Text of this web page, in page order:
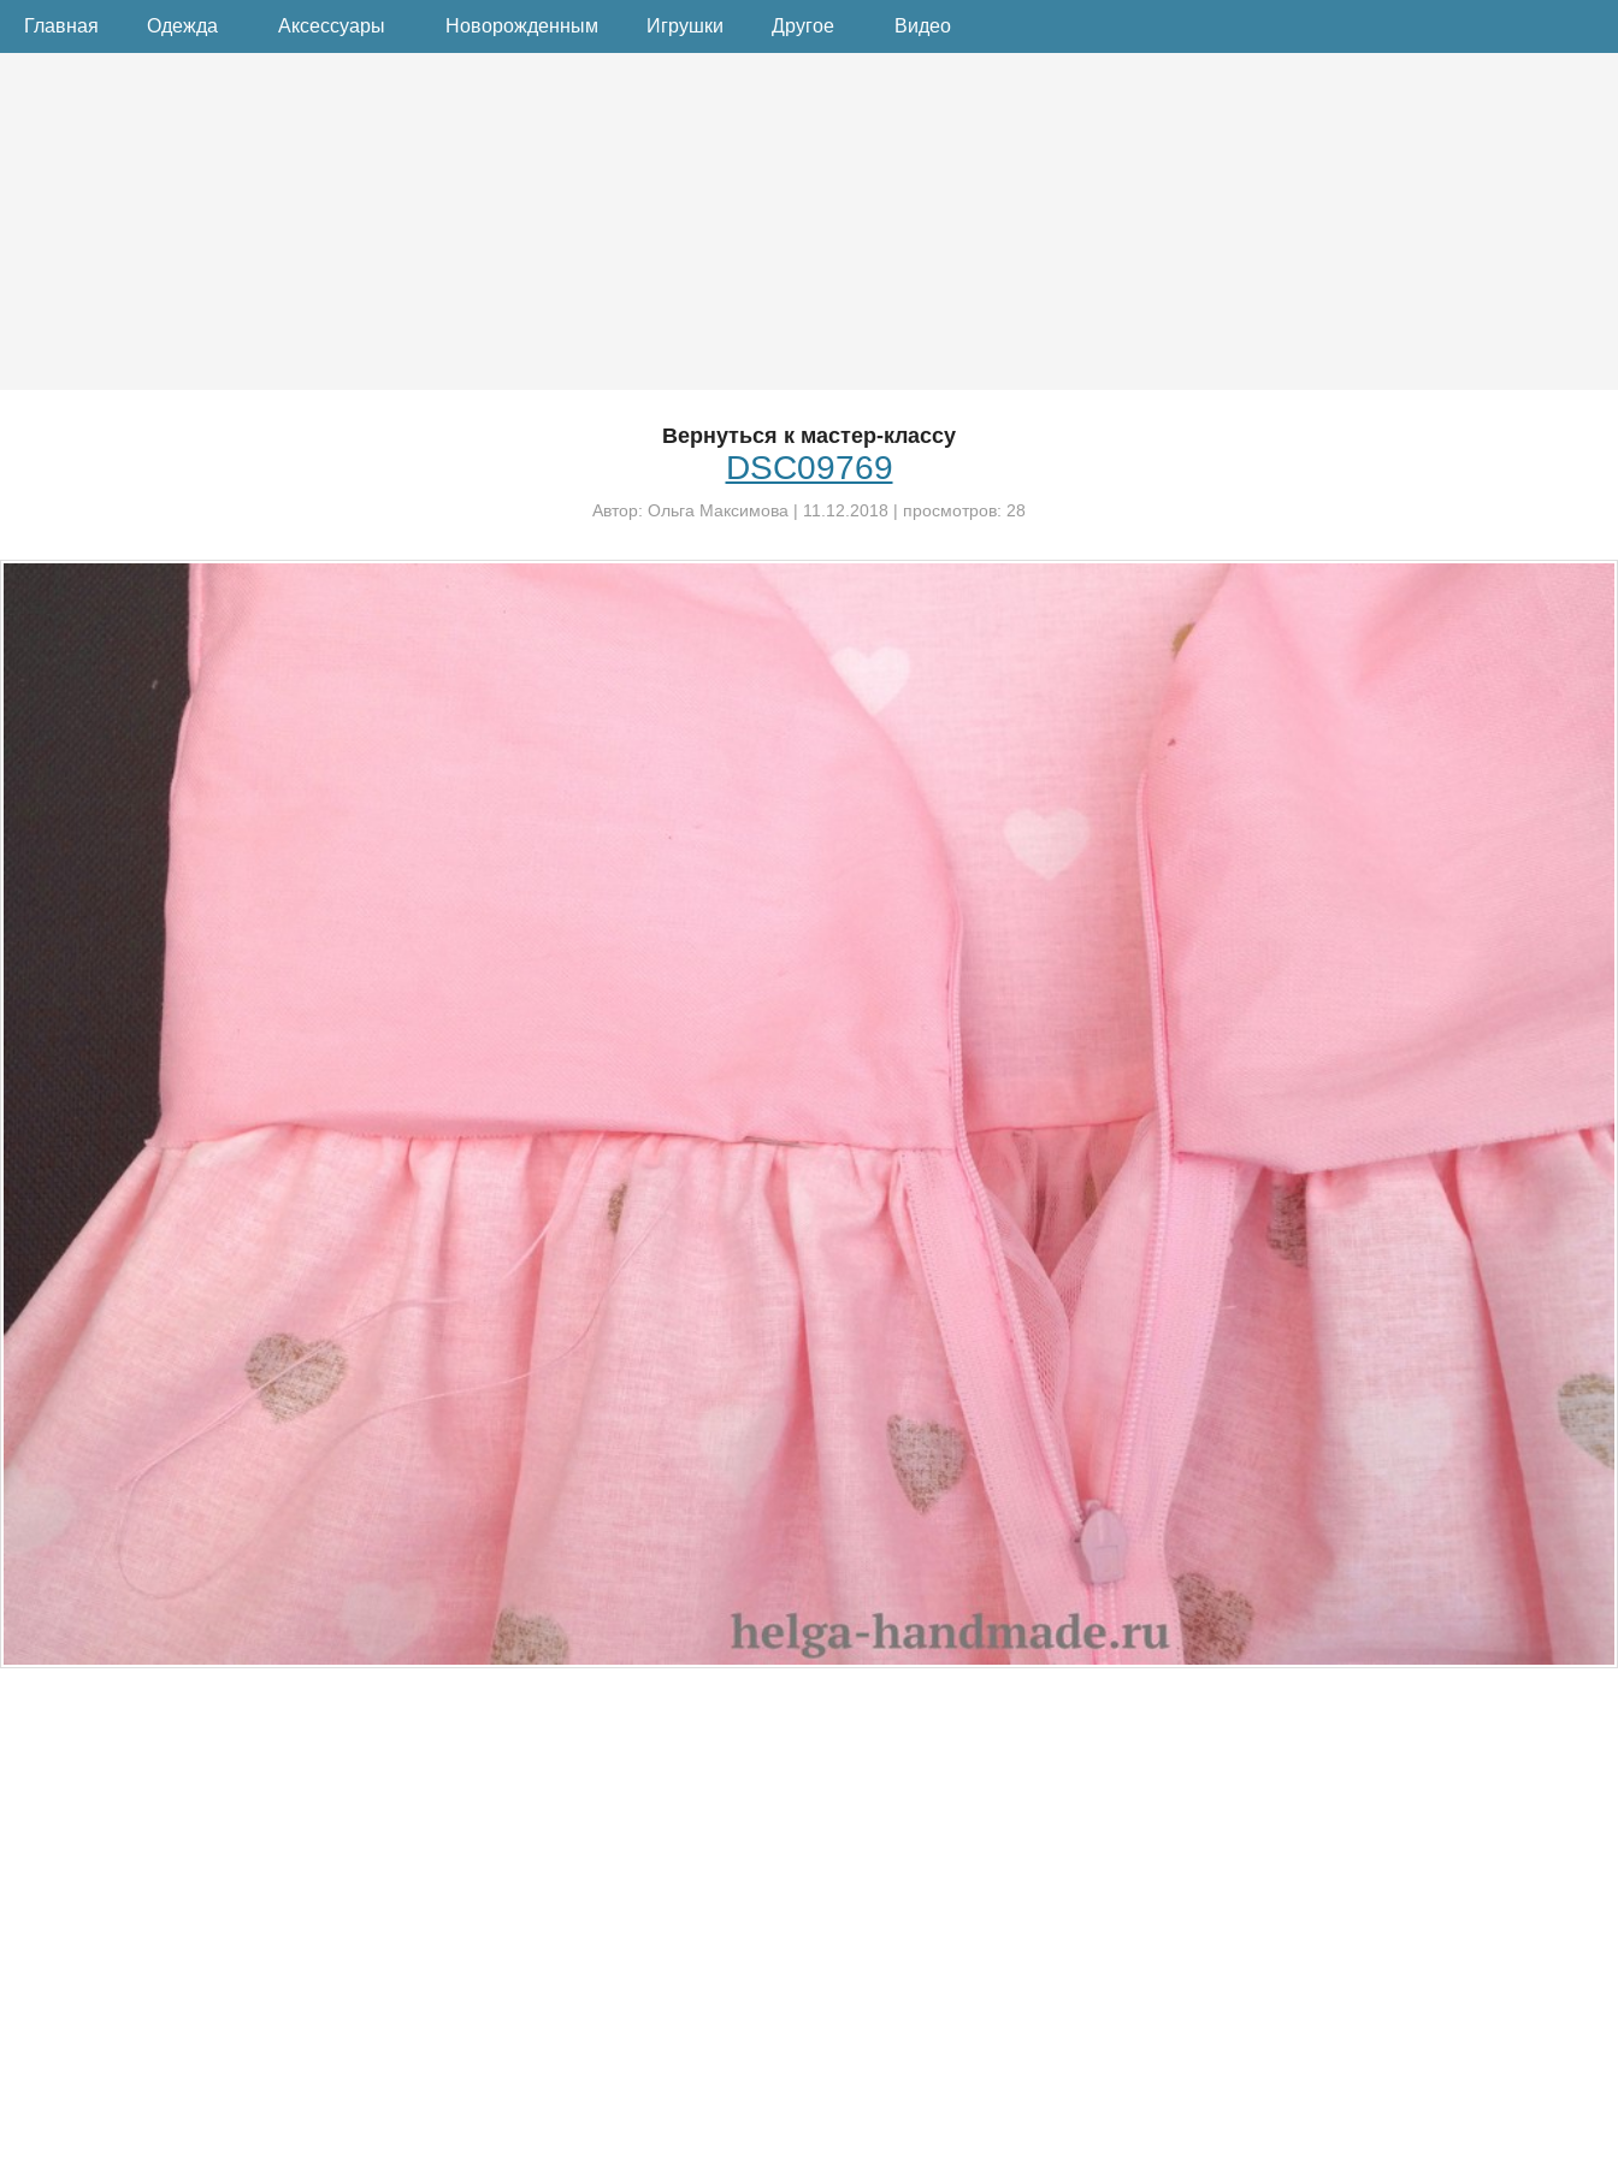
Главная Одежда Аксессуары Новорожденным Игрушки Другое Видео
Вернуться к мастер-классу
DSC09769
Автор: Ольга Максимова | 11.12.2018 | просмотров: 28